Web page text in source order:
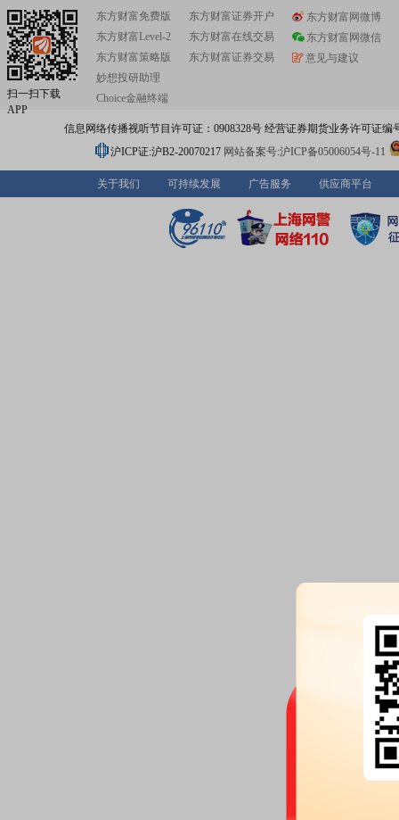
扫一扫下载
APP
东方财富免费版
东方财富Level-2
东方财富策略版
妙想投研助理
Choice金融终端
东方财富证券开户
东方财富在线交易
东方财富证券交易
东方财富网微博
东方财富网微信
意见与建议
信息网络传播视听节目许可证：0908328号 经营证券期货业务许可证编
沪ICP证:沪B2-20070217 网站备案号:沪ICP备05006054号-11
关于我们 可持续发展 广告服务 供应商平台